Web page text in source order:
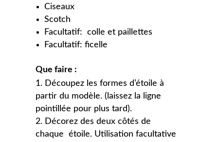
Ciseaux
Scotch
Facultatif: colle et paillettes
Facultatif: ficelle
Que faire :
Découpez les formes d’étoile à
partir du modèle. (laissez la ligne
pointillée pour plus tard).
Décorez des deux côtés de
chaque étoile. Utilisation facultative